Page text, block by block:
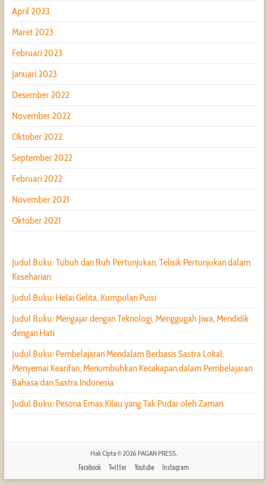
April 2023
Maret 2023
Februari 2023
Januari 2023
Desember 2022
November 2022
Oktober 2022
September 2022
Februari 2022
November 2021
Oktober 2021
Judul Buku: Tubuh dan Ruh Pertunjukan, Telisik Pertunjukan dalam
Keseharian
Judul Buku: Helai Gelita, Kumpulan Puisi
Judul Buku: Mengajar dengan Teknologi, Menggugah Jiwa, Mendidik
dengan Hati
Judul Buku: Pembelajaran Mendalam Berbasis Sastra Lokal:
Menyemai Kearifan, Menumbuhkan Kecakapan dalam Pembelajaran
Bahasa dan Sastra Indonesia
Judul Buku: Pesona Emas:Kilau yang Tak Pudar oleh Zaman
Hak Cipta © 2026 PAGAN PRESS
Facebook
Twitter Youtube Instagram